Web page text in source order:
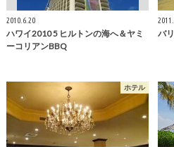
2010.6.20
ハワイ2010 5 ヒルトンの海へ＆ヤミ
ーコリアンBBQ
バ
ホテル